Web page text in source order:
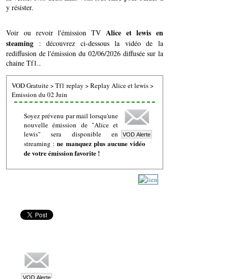
y résister.
Voir ou revoir l'émission TV Alice et lewis en
steaming : découvrez ci-dessous la vidéo de la
rediffusion de l'émission du 02/06/2026 diffusée sur la
chaine Tf1..
VOD Gratuite>Tf1 replay >Replay Alice et lewis>
Emission du 02 Juin
Soyez prévenu par mail lorsqu'une
nouvelle émission de "Alice et
lewis" sera disponible en
streaming :ne manquez plus aucune vidéo
de votre émission favorite !